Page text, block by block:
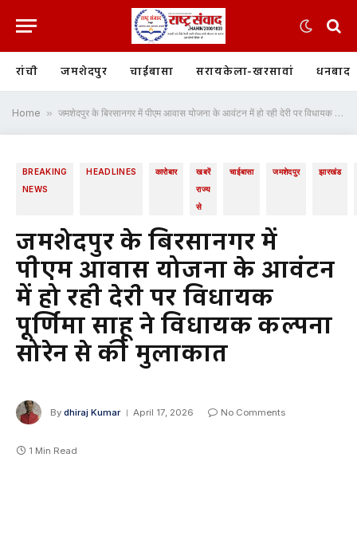
रांची जमशेदपुर चाईबासा सरायकेला-खरसावां धनबाद
Home » जमशेदपुर के बिरसानगर में पीएम आवास योजना के आवंटन में हो रही देरी पर विधायक पूर्णिमा साहू ने विधायक कल्पना सोरेन से की मुलाकात
BREAKING
NEWS
HEADLINES कारोबार
खबरें
राज्य
से
चाईबासा जमशेदपुर झारखंड
जमशेदपुर के बिरसानगर में
पीएम आवास योजना के आवंटन
में हो रही देरी पर विधायक
पूर्णिमा साहू ने विधायक कल्पना
सोरेन से की मुलाकात
By dhiraj Kumar April 17, 2026 No Comments
1 Min Read